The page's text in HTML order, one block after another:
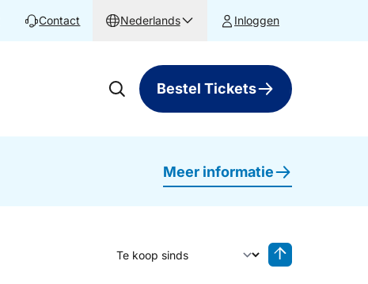
Contact Nederlands Inloggen
Bestel Tickets
Meer informatie
Sorteer op